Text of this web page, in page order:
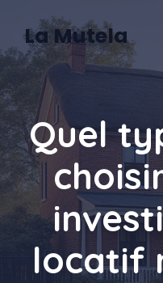
contenu
La Mutela
Quel
locatif